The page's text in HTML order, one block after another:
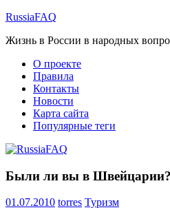
Перейти
содержимому
RussiaFAQ
Жизнь в России в народных
О проекте
Правила
Контакты
Новости
Карта сайта
Популярные теги
Были ли вы в Швейцарии?
01.07.2010 torres Туризм